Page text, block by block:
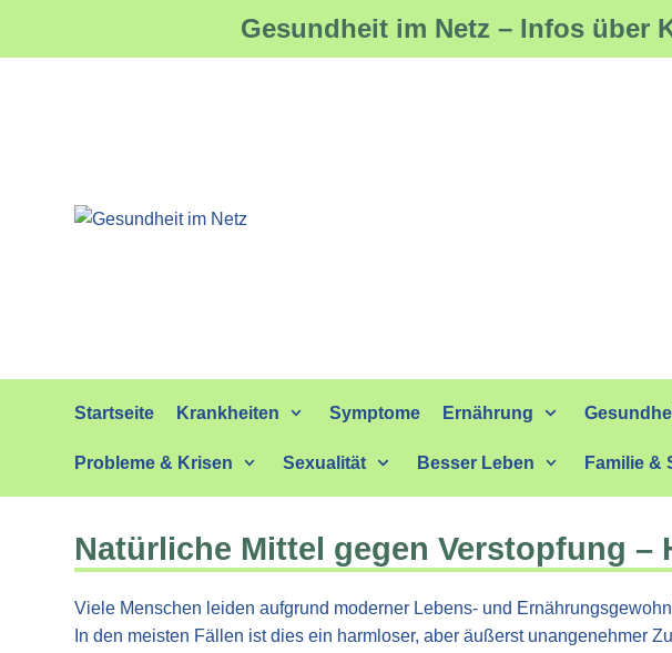
Zum
Gesundheit im Netz – Infos über
Startseite Krankheiten Symptome Ernährung
Probleme & Krisen Sexualität Besser Leben Familie &
Natürliche Mittel gegen Verstopfung –
Viele Menschen leiden aufgrund moderner Lebens- und
In den meisten Fällen ist dies ein harmloser, aber äußerst unangenehmer